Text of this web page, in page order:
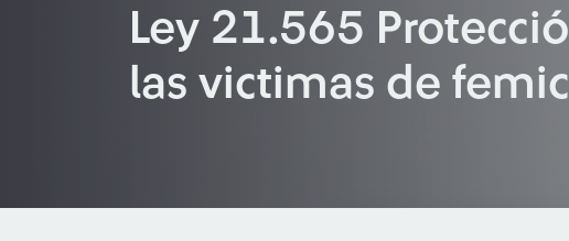
Ley 21.565
las victimas de